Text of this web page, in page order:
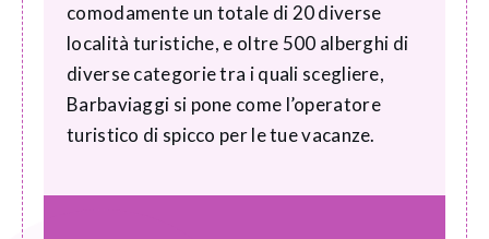
comodamente un totale di 20 diverse
località turistiche, e oltre 500 alberghi di
diverse categorie tra i quali scegliere,
Barbaviaggi si pone come l’operatore
turistico di spicco per le tue vacanze.